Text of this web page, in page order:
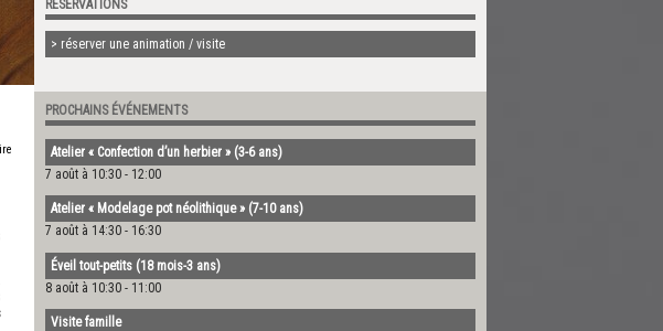
RÉSERVATIONS
> réserver une animation / visite
PROCHAINS ÉVÉNEMENTS
Atelier « Confection d’un herbier » (3-6 ans)
7 août à 10:30 - 12:00
Atelier « Modelage pot néolithique » (7-10 ans)
7 août à 14:30 - 16:30
Éveil tout-petits (18 mois-3 ans)
8 août à 10:30 - 11:00
Visite famille